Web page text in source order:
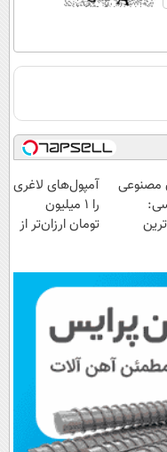
مصنوعی
قسطی
آمپول‌های لاغری
را ۱ میلیون
تومان ارزان‌تر از